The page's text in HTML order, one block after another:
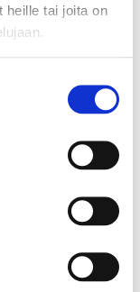
heille tai joita on
lääkäriin,
suunnitella
ja saada
oire.
tukea sen